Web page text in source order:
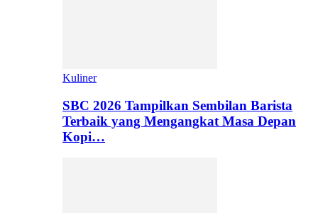
Kuliner
SBC 2026 Tampilkan Sembilan Barista
Terbaik yang Mengangkat Masa Depan
Kopi…